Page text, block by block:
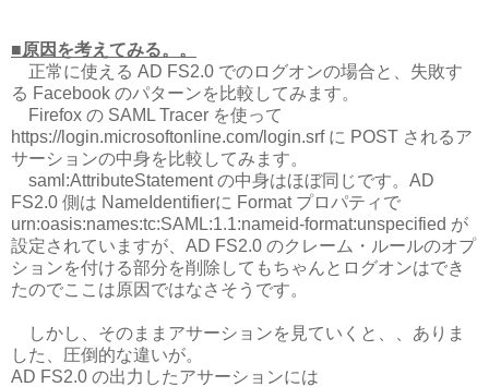
■原因を考えてみる。。
正常に使える AD FS2.0 でのログオンの場合と、失敗す
る Facebook のパターンを比較してみます。
Firefox の SAML Tracer を使って
https://login.microsoftonline.com/login.srf に POST されるア
サーションの中身を比較してみます。
saml:AttributeStatement の中身はほぼ同じです。AD
FS2.0 側は NameIdentifierに Format プロパティで
urn:oasis:names:tc:SAML:1.1:nameid-format:unspecified が
設定されていますが、AD FS2.0 のクレーム・ルールのオプ
ションを付ける部分を削除してもちゃんとログオンはでき
たのでここは原因ではなさそうです。
しかし、そのままアサーションを見ていくと、、ありま
した、圧倒的な違いが。
AD FS2.0 の出力したアサーションには